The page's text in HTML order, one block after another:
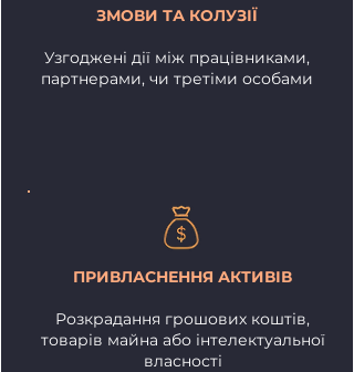
ЗМОВИ ТА КОЛУЗІЇ
Узгоджені дії між працівниками,
партнерами, чи третіми особами
ПРИВЛАСНЕННЯ АКТИВІВ
Розкрадання грошових коштів,
товарів майна або інтелектуальної
власності